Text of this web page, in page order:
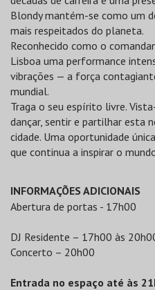
Blondy mantém-se como um
mais respeitados do planeta.
Reconhecido como o
Lisboa uma performance
vibrações — a força
mundial.
Traga o seu espírito livre.
dançar, sentir e partilhar esta
cidade. Uma oportunidade
que continua a inspirar o
INFORMAÇÕES ADICIONAIS
Abertura de portas - 17h00
DJ Residente – 17h00 às
Concerto – 20h00
Entrada no espaço até às